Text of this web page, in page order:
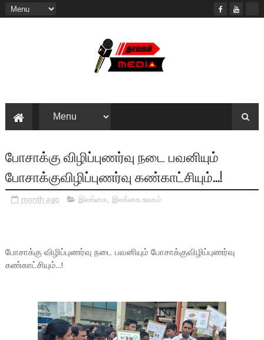
போசாக்கு விழிப்புணர்வு நடை பவனியும்
போசாக்குவிழிப்புணர்வு கண்காட்சியும்...!
month ago இலங்கை, இலங்கை.உலகம்
போசாக்கு விழிப்புணர்வு நடை பவனியும் போசாக்குவிழிப்புணர்வு
கண்காட்சியும்...!